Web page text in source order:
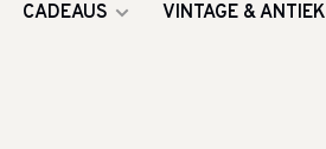
CADEAUS
VINTAGE & ANTIEK